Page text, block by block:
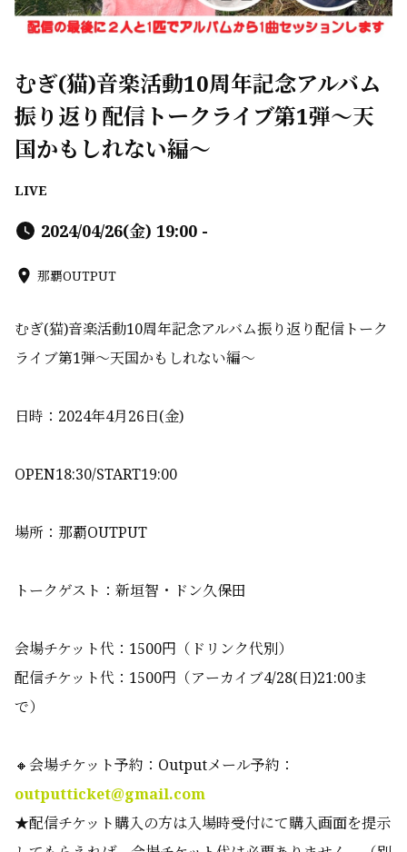
むぎ(猫)音楽活動10周年記念アルバム
振り返り配信トークライブ第1弾〜天
国かもしれない編〜
LIVE
2024/04/26(金) 19:00 -
那覇OUTPUT
むぎ(猫)音楽活動10周年記念アルバム振り返り配信トーク
ライブ第1弾〜天国かもしれない編〜
日時： 2024年4月26日(金)
OPEN18:30/START19:00
場所：那覇OUTPUT
トークゲスト：新垣智・ドン久保田
会場チケット代： 1500円（ドリンク代別）
配信チケット代： 1500円（アーカイブ4/28(日)21:00ま
で）
🔸会場チケット予約： Outputメール予約：
outputticket@gmail.com
★配信チケット購入の方は入場時受付にて購入画面を提示